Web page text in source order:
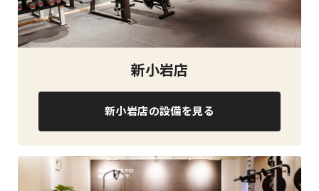
新小岩店
新小岩店の設備を見る